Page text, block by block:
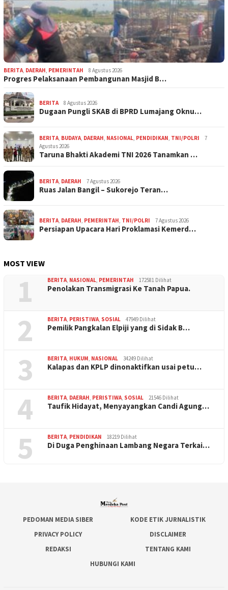
BERITA, DAERAH, PEMERINTAH 8 Agustus 2026
Progres Pelaksanaan Pembangunan Masjid B…
BERITA 8 Agustus 2026
Dugaan Pungli SKAB di BPRD Lumajang Oknu…
BERITA, BUDAYA, DAERAH, NASIONAL, PENDIDIKAN, TNI/POLRI
7
Agustus 2026
Taruna Bhakti Akademi TNI 2026 Tanamkan …
BERITA, DAERAH 7 Agustus 2026
Ruas Jalan Bangil – Sukorejo Teran…
BERITA, DAERAH, PEMERINTAH, TNI/POLRI 7 Agustus 2026
Persiapan Upacara Hari Proklamasi Kemerd…
MOST VIEW
1 BERITA, NASIONAL, PEMERINTAH 172581 Dilihat
Penolakan Transmigrasi Ke Tanah Papua.
2 BERITA, PERISTIWA, SOSIAL 47949 Dilihat
Pemilik Pangkalan Elpiji yang di Sidak B…
3 BERITA, HUKUM, NASIONAL 34249 Dilihat
Kalapas dan KPLP dinonaktifkan usai petu…
4 BERITA, DAERAH, PERISTIWA, SOSIAL 21546 Dilihat
Taufik Hidayat, Menyayangkan Candi Agung…
5 BERITA, PENDIDIKAN 18219 Dilihat
Di Duga Penghinaan Lambang Negara Terkai…
PEDOMAN MEDIA SIBER
KODE ETIK JURNALISTIK
PRIVACY POLICY
DISCLAIMER
REDAKSI
TENTANG KAMI
HUBUNGI KAMI